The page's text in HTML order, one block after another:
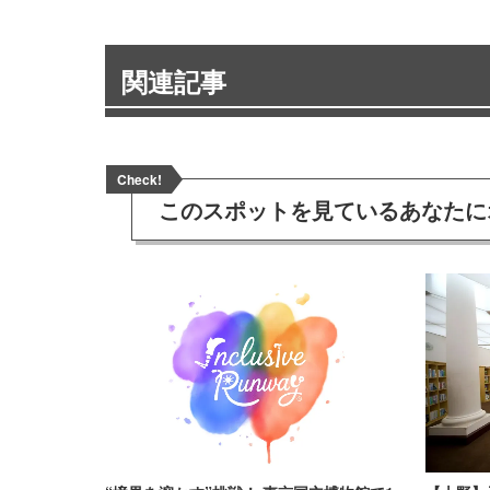
関連記事
Check!
このスポットを見ているあなた